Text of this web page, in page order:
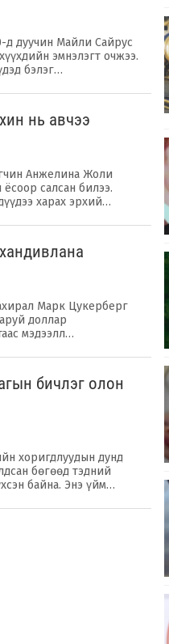
д дуучин Майли Сайрус
эмнэлэгт очжээ.
бэлэг…
нь авчээ
Анжелина Жоли
салсан билээ.
харах эрхий…
Марк Цукерберг
доллар
мэдээлл…
бичлэг олон
хоригдлуудын дунд
бөгөөд тэдний
байна. Энэ үйм…